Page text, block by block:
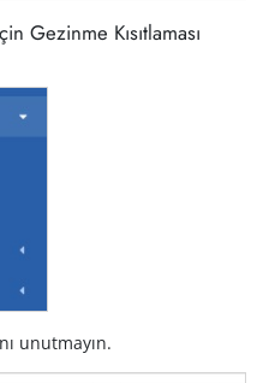
Gezinme Kısıtlaması
unutmayın.